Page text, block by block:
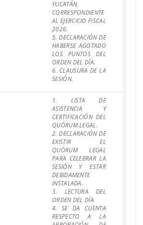
YUCATÁN,
CORRESPONDIENTE
AL EJERCICIO FISCAL
2026.
5. DECLARACIÓN DE
HABERSE AGOTADO
LOS PUNTOS DEL
ORDEN DEL DÍA.
6. CLAUSURA DE LA
SESIÓN.
1. LISTA DE
ASISTENCIA Y
CERTIFICACIÓN DEL
QUÓRUM LEGAL.
2. DECLARACIÓN DE
EXISTIR EL
QUÓRUM LEGAL
PARA CELEBRAR LA
SESIÓN Y ESTAR
DEBIDAMENTE
INSTALADA.
3. LECTURA DEL
ORDEN DEL DÍA
4. SE DA CUENTA
RESPECTO A LA